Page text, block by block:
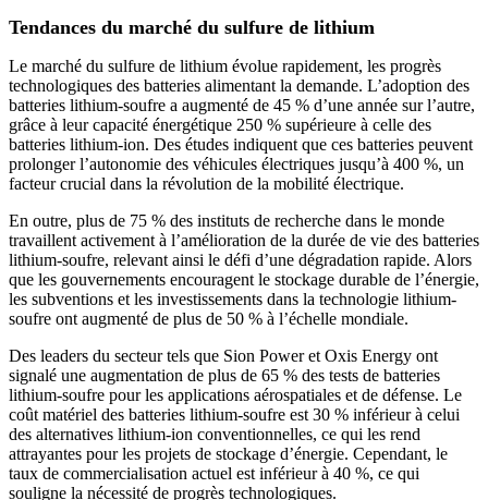
Tendances du marché du sulfure de lithium
Le marché du sulfure de lithium évolue rapidement, les progrès
technologiques des batteries alimentant la demande. L’adoption des
batteries lithium-soufre a augmenté de 45 % d’une année sur l’autre,
grâce à leur capacité énergétique 250 % supérieure à celle des
batteries lithium-ion. Des études indiquent que ces batteries peuvent
prolonger l’autonomie des véhicules électriques jusqu’à 400 %, un
facteur crucial dans la révolution de la mobilité électrique.
En outre, plus de 75 % des instituts de recherche dans le monde
travaillent activement à l’amélioration de la durée de vie des batteries
lithium-soufre, relevant ainsi le défi d’une dégradation rapide. Alors
que les gouvernements encouragent le stockage durable de l’énergie,
les subventions et les investissements dans la technologie lithium-
soufre ont augmenté de plus de 50 % à l’échelle mondiale.
Des leaders du secteur tels que Sion Power et Oxis Energy ont
signalé une augmentation de plus de 65 % des tests de batteries
lithium-soufre pour les applications aérospatiales et de défense. Le
coût matériel des batteries lithium-soufre est 30 % inférieur à celui
des alternatives lithium-ion conventionnelles, ce qui les rend
attrayantes pour les projets de stockage d’énergie. Cependant, le
taux de commercialisation actuel est inférieur à 40 %, ce qui
souligne la nécessité de progrès technologiques.